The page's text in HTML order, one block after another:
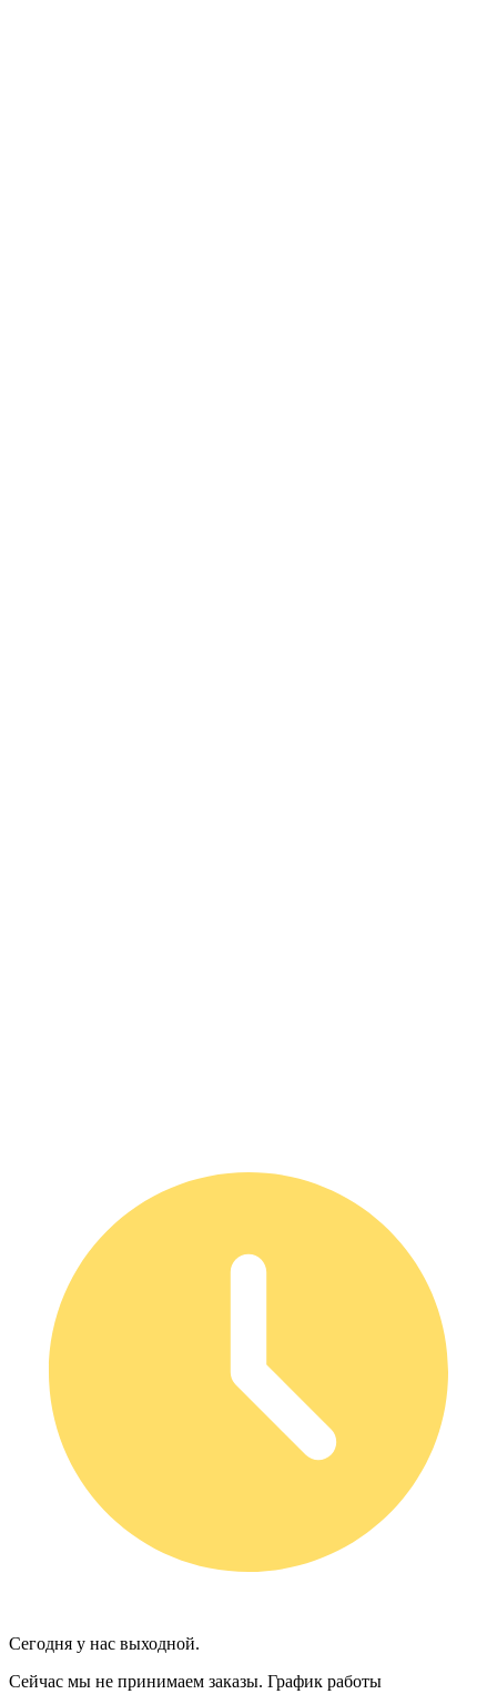
Сегодня у нас выходной.
Сейчас мы не принимаем заказы. График работы